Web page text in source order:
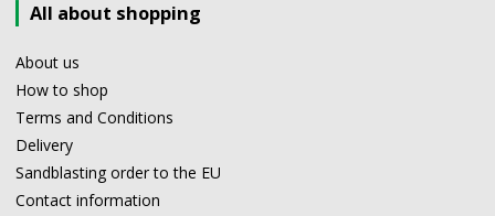
All about shopping
About us
How to shop
Terms and Conditions
Delivery
Sandblasting order to the EU
Contact information